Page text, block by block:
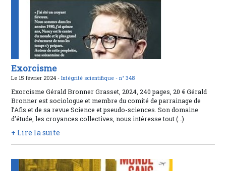
Exorcisme
Le 15 février 2024 -Intégrité scientifique -n° 348
Exorcisme Gérald Bronner Grasset, 2024, 240 pages, 20 € Gérald
Bronner est sociologue et membre du comité de parrainage de
l’Afis et de sa revue Science et pseudo-sciences. Son domaine
d’étude, les croyances collectives, nous intéresse tout (…)
+ Lire la suite